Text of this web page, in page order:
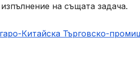
на същата задача.
Китайска Търговско-